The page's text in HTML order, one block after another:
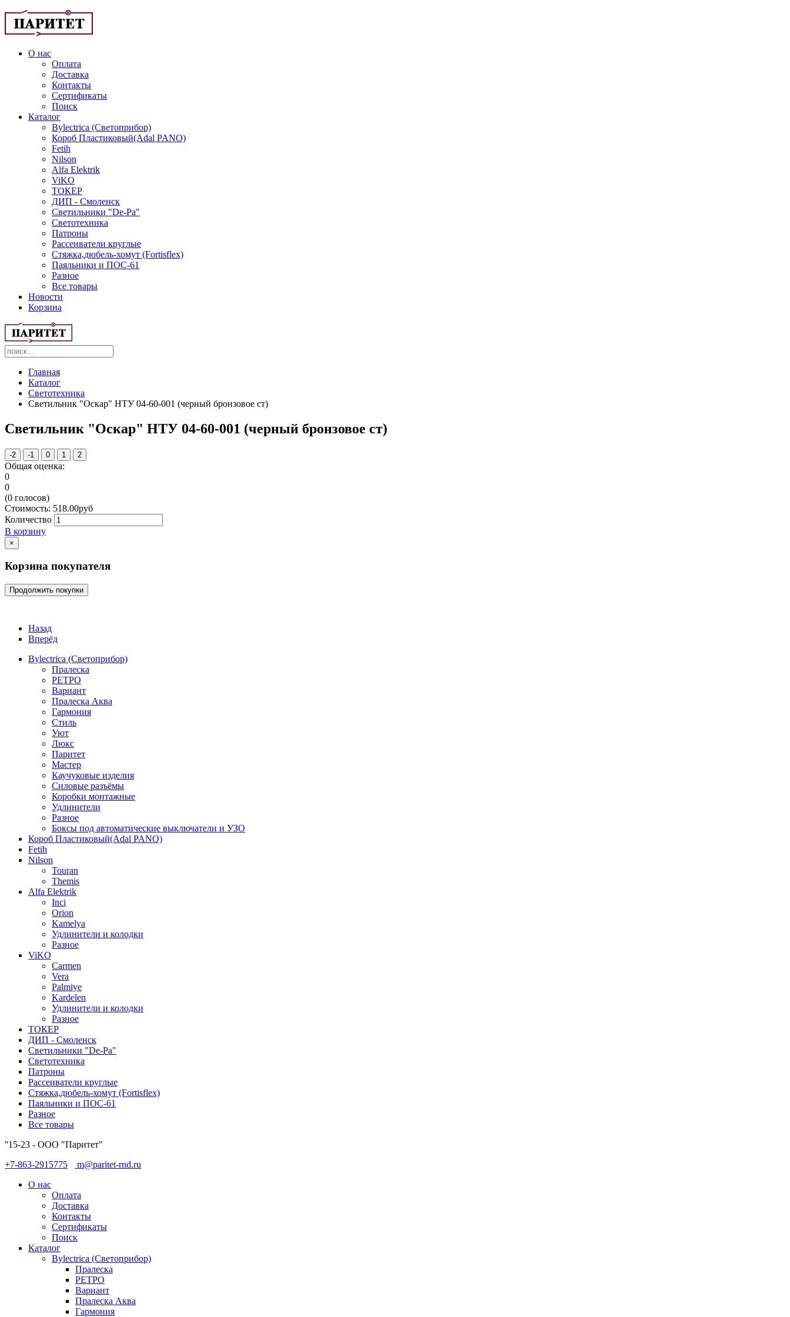
О нас
Оплата
Доставка
Контакты
Сертификаты
Поиск
Каталог
Bylectrica (Светоприбор)
Короб Пластиковый(Adal PANO)
Fetih
Nilson
Alfa Elektrik
ViKO
ТОКЕР
ДИП - Смоленск
Светильники "De-Pa"
Светотехника
Патроны
Рассеиватели круглые
Стяжка,дюбель-хомут (Fortisflex)
Паяльники и ПОС-61
Разное
Все товары
Новости
Корзина
Главная
Каталог
Светотехника
Светильник "Оскар" НТУ 04-60-001 (черный бронзовое ст)
Светильник "Оскар" НТУ 04-60-001 (черный бронзовое ст)
Общая оценка:
0
0
(0 голосов)
Стоимость: 518.00руб
Количество
В корзину
×
Корзина покупателя
Продолжить покупки
Назад
Вперёд
Bylectrica (Светоприбор)
Пралеска
РЕТРО
Вариант
Пралеска Аква
Гармония
Стиль
Уют
Люкс
Паритет
Мастер
Каучуковые изделия
Силовые разъёмы
Коробки монтажные
Удлинители
Разное
Боксы под автоматические выключатели и УЗО
Короб Пластиковый(Adal PANO)
Fetih
Nilson
Touran
Themis
Alfa Elektrik
Inci
Orion
Kamelya
Удлинители и колодки
Разное
ViKO
Carmen
Vera
Palmiye
Kardelen
Удлинители и колодки
Разное
ТОКЕР
ДИП - Смоленск
Светильники "De-Pa"
Светотехника
Патроны
Рассеиватели круглые
Стяжка,дюбель-хомут (Fortisflex)
Паяльники и ПОС-61
Разное
Все товары
''15-23 - ООО "Паритет"
+7-863-2915775
m@paritet-rnd.ru
О нас
Оплата
Доставка
Контакты
Сертификаты
Поиск
Каталог
Bylectrica (Светоприбор)
Пралеска
РЕТРО
Вариант
Пралеска Аква
Гармония